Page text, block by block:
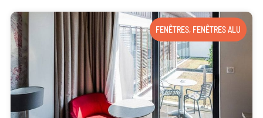
FENÊTRES, FENÊTRES ALU